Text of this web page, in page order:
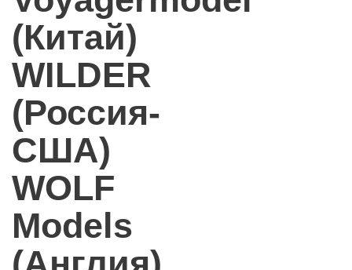
(Китай)
WILDER
(Россия-
США)
WOLF
Models